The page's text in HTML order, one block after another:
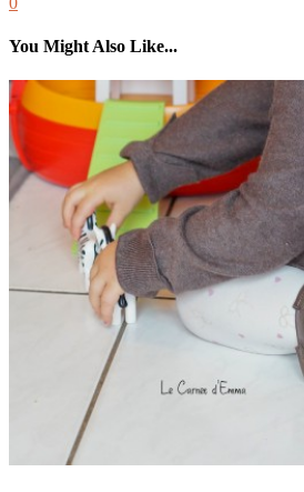
You Might Also Like...